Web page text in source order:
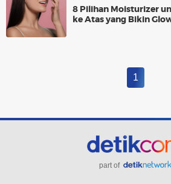
8 Pilihan Moisturizer
ke Atas yang Bikin
1
part of